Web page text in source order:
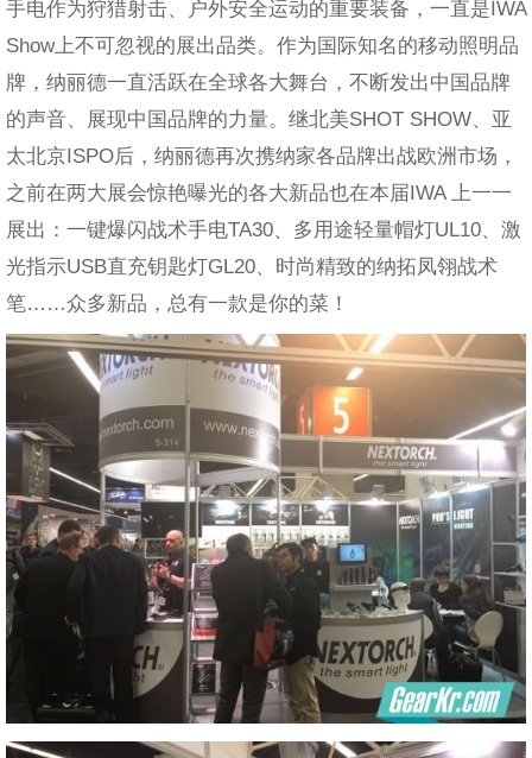
手电作为狩猎射击、户外安全运动的重要装备，一直是IWA
Show上不可忽视的展出品类。作为国际知名的移动照明品
牌，纳丽德一直活跃在全球各大舞台，不断发出中国品牌
的声音、展现中国品牌的力量。继北美SHOT SHOW、亚
太北京ISPO后，纳丽德再次携纳家各品牌出战欧洲市场，
之前在两大展会惊艳曝光的各大新品也在本届IWA 上一一
展出：一键爆闪战术手电TA30、多用途轻量帽灯UL10、激
光指示USB直充钥匙灯GL20、时尚精致的纳拓凤翎战术
笔……众多新品，总有一款是你的菜！